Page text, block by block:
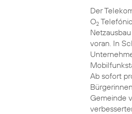
Der
O2
voran. In
Ab sofort
Gemeinde